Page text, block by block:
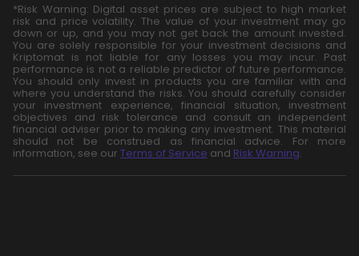
*Risk Warning: Digital asset prices are subject to high market
risk and price volatility. The value of your investment may go
down or up, and you may not get back the amount invested.
You are solely responsible for your investment decisions and
Kriptomat is not liable for any losses you may incur. Past
performance is not a reliable predictor of future performance.
You should only invest in products you are familiar with and
where you understand the risks. You should carefully consider
your investment experience, financial situation, investment
objectives and risk tolerance and consult an independent
financial adviser prior to making any investment. This material
should not be construed as financial advice. For more
information, see our Terms of Service and Risk Warning.